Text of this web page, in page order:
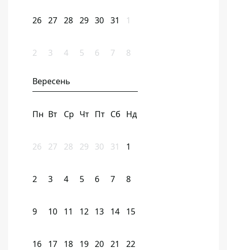
26 27 28 29 30 31 1
2 3 4 5 6 7 8
Вересень
Пн Вт Ср Чт Пт Сб Нд
26 27 28 29 30 31 1
2 3 4 5 6 7 8
9 10 11 12 13 14 15
16 17 18 19 20 21 22